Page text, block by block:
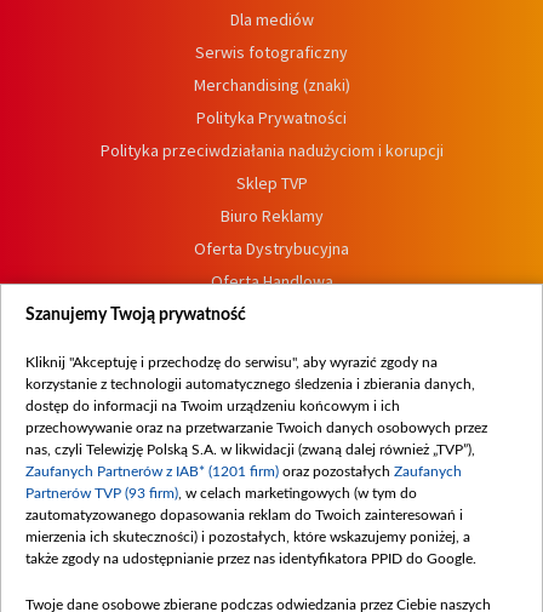
Dla mediów
Serwis fotograficzny
Merchandising (znaki)
Polityka Prywatności
Polityka przeciwdziałania nadużyciom i korupcji
Sklep TVP
Biuro Reklamy
Oferta Dystrybucyjna
Oferta Handlowa
Dostępność
Procedura zgłoszeń wewnętrznych
Szanujemy Twoją prywatność
Kliknij "Akceptuję i przechodzę do serwisu", aby wyrazić zgody na
korzystanie z technologii automatycznego śledzenia i zbierania danych,
dostęp do informacji na Twoim urządzeniu końcowym i ich
przechowywanie oraz na przetwarzanie Twoich danych osobowych przez
nas, czyli Telewizję Polską S.A. w likwidacji (zwaną dalej również „TVP”),
Zaufanych Partnerów z IAB* (1201 firm) oraz pozostałych Zaufanych
Partnerów TVP (93 firm) , w celach marketingowych (w tym do
zautomatyzowanego dopasowania reklam do Twoich zainteresowań i
mierzenia ich skuteczności) i pozostałych, które wskazujemy poniżej, a
także zgody na udostępnianie przez nas identyfikatora PPID do Google.
Twoje dane osobowe zbierane podczas odwiedzania przez Ciebie naszych